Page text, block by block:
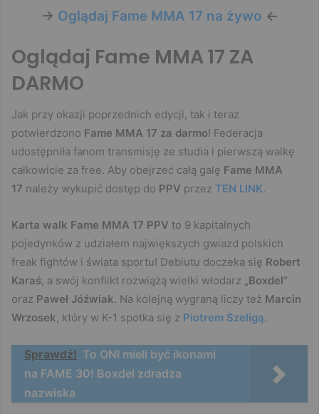
-> Oglądaj Fame MMA 17 na żywo <-
Oglądaj Fame MMA 17 ZA
DARMO
Jak przy okazji poprzednich edycji, tak i teraz
potwierdzono Fame MMA 17 za darmo! Federacja
udostępniła fanom transmisję ze studia i pierwszą walkę
całkowicie za free. Aby obejrzeć całą galę Fame MMA
17 należy wykupić dostęp do PPV przez TEN LINK.
Karta walk Fame MMA 17 PPV to 9 kapitalnych
pojedynków z udziałem największych gwiazd polskich
freak fightów i świata sportu! Debiutu doczeka się Robert
Karaś, a swój konflikt rozwiążą wielki włodarz „Boxdel”
oraz Paweł Jóźwiak. Na kolejną wygraną liczy też Marcin
Wrzosek, który w K-1 spotka się z Piotrem Szeligą.
Sprawdź! To ONI mieli być ikonami
na FAME 30! Boxdel zdradza
nazwiska